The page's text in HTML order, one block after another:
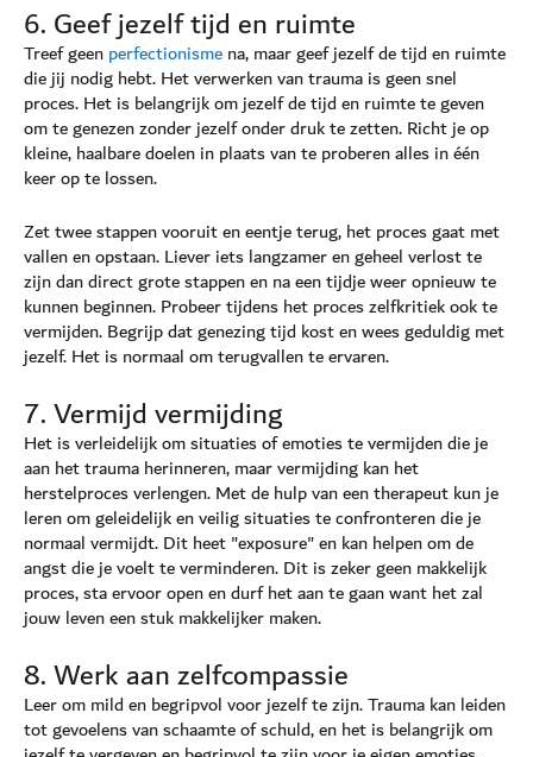
6. Geef jezelf tijd en ruimte
Treef geenperfectionismena, maar geef jezelf de tijd en ruimte
die jij nodig hebt. Het verwerken van trauma is geen snel
proces. Het is belangrijk om jezelf de tijd en ruimte te geven
om te genezen zonder jezelf onder druk te zetten. Richt je op
kleine, haalbare doelen in plaats van te proberen alles in één
keer op te lossen.
Zet twee stappen vooruit en eentje terug, het proces gaat met
vallen en opstaan. Liever iets langzamer en geheel verlost te
zijn dan direct grote stappen en na een tijdje weer opnieuw te
kunnen beginnen. Probeer tijdens het proces zelfkritiek ook te
vermijden. Begrijp dat genezing tijd kost en wees geduldig met
jezelf. Het is normaal om terugvallen te ervaren.
7. Vermijd vermijding
Het is verleidelijk om situaties of emoties te vermijden die je
aan het trauma herinneren, maar vermijding kan het
herstelproces verlengen. Met de hulp van een therapeut kun je
leren om geleidelijk en veilig situaties te confronteren die je
normaal vermijdt. Dit heet "exposure" en kan helpen om de
angst die je voelt te verminderen. Dit is zeker geen makkelijk
proces, sta ervoor open en durf het aan te gaan want het zal
jouw leven een stuk makkelijker maken.
8. Werk aan zelfcompassie
Leer om mild en begripvol voor jezelf te zijn. Trauma kan leiden
tot gevoelens van schaamte of schuld, en het is belangrijk om